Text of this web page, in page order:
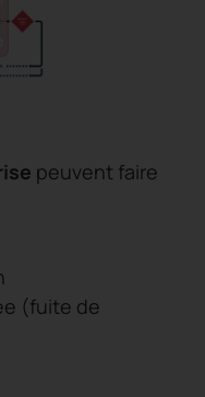
peuvent faire
(fuite de